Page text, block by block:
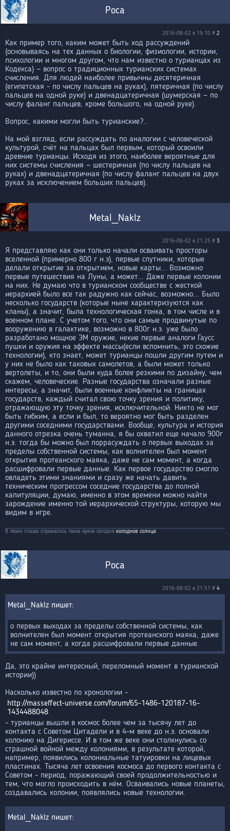
Роса
2016-08-02 в 19:10 # 2
Как пример того, каким может быть ход рассуждений
(основываясь на тех данных о биологии, физиологии, истории,
психологии и многом другом, что нам известно о турианцах из
Кодекса) — вопрос о традиционных турианских системах
счисления. Для людей наиболее привычны десятеричная
(египетская - по числу пальцев на руках), пятеричная (по числу
пальцев на одной руке) и двенадцатеричная (шумерская — по
числу фаланг пальцев, кроме большого, на одной руке).
Вопрос, какими могли быть турианские?..
На мой взгляд, если рассуждать по аналогии с человеческой
культурой, счёт на пальцах был первым, который освоили
древние турианцы. Исходя из этого, наиболее вероятные для
них системы счисления — шестеричная (по числу пальцев на
руках) и двенадцатеричная (по числу фаланг пальцев на двух
руках за исключением больших пальцев).
Metal_Naklz
2016-08-02 в 21:25 # 3
Я представляю как они только начали осваивать просторы
вселенной (примерно 800 г н.э), первые спутники, которые
делали открытие за открытием, новые карты... Возможно
первые путешествия на Луны, а может... Даже первые колонии
на них. Не думаю что в турианском сообществе с жесткой
иерархией было все так радужно как сейчас, возможно... Было
несколько государств (которые ныне характеризуются как
кланы), а значит, была технологическая гонка, в том числе и в
военном плане. С учетом того, что они самые продвинутые по
вооружению в галактике, возможно в 800г н.э. уже было
разработано мощное ЭМ оружие, некие первые аналоги Гаусс
пушки и оружия на эффекте массы(если вспомнить, это схожие
технологии), кто знает, может турианцы пошли другим путем и
у них не было как таковых самолетов, а были может только
вертолеты, и то, они были куда более резкими по дизайну, чем
скажем, человеческие. Разные государства означали разные
интересы, а значит, были военные конфликты на границах
государств, каждый считал свою точку зрения и политику,
отражающую эту точку зрения, исключительной. Никто не мог
быть гибким, а если и был, то вероятно мог быть разделен
другими соседними государствами. Вообще, культура и история
данного отрезка очень туманна, я бы охватил еще начало 900г
н.э. тогда бы можно был поррасуждать о первых выходах за
пределы собственной системы, как волнителен был момент
открытия протеанского маяка, даже не сам момент, а когда
расшифровали первые данные. Как первое государство смогло
овладеть этими знаниями и сразу же начать давить
техническим прогрессом соседние государства до полной
капитуляции, думаю, именно в этом времени можно найти
зарождение именно той иерархической структуры, которую мы
видим в игре.
В твоих глазах отражалось такое яркое сегодня холодное солнце.
Роса
2016-08-02 в 21:51 # 4
Metal_Naklz
о первых выходах за пределы собственной системы, как
волнителен был момент открытия протеанского маяка, даже
не сам момент, а когда расшифровали первые данные.
Да, это крайне интересный, переломный момент в турианской
истории))
Насколько известно по хронологии -
http://masseffect-universe.com/forum/65-1486-120187-16-
1434488048
- турианцы вышли в космос более чем за тысячу лет до
контакта с Советом Цитадели и в 4-м веке до н.э. основали
колонию на Дигериссе. И в том же веке они столкнулись со
страшной войной между колониями, в результате которой,
например, появились колониальные татуировки на лицевых
пластинах. Тысяча лет освоения космоса до первого контакта с
Советом - период, поражающий своей продолжительностью и
тем, что могло происходить в нём. Осваивались новые планеты,
создавались колонии, появлялись новые технологии.
Metal_Naklz